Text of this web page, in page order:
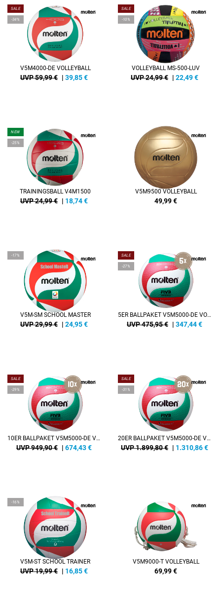
SALE
-34%
V5M4000-DE VOLLEYBALL
UVP 59,99 € | 39,85€
SALE
-10%
VOLLEYBALL MS-500-LUV
UVP 24,99 € | 22,49€
NEW
-25%
TRAININGSBALL V4M1500
UVP 24,99 € | 18,74€
V5M9500 VOLLEYBALL
49,99€
-17%
V5M-SM SCHOOL MASTER
UVP 29,99 € | 24,95€
SALE
-27%
5ER BALLPAKET V5M5000-DE VOLLEYBALL
UVP 475,95 € | 347,44€
SALE
-29%
10ER BALLPAKET V5M5000-DE VOLLEYBALL
UVP 949,90 € | 674,43€
SALE
-31%
20ER BALLPAKET V5M5000-DE VOLLEYBALL
UVP 1.899,80 € | 1.310,86€
-16%
V5M-ST SCHOOL TRAINER
UVP 19,99 € | 16,85€
V5M9000-T VOLLEYBALL
69,99€